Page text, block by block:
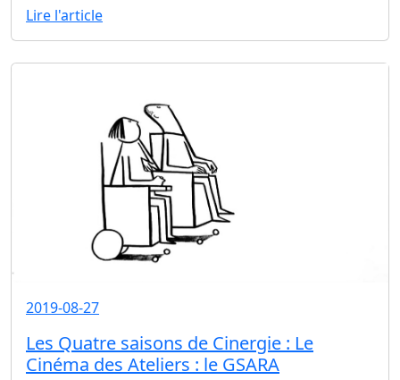
Lire l'article
2019-08-27
Les Quatre saisons de Cinergie : Le
Cinéma des Ateliers : le GSARA